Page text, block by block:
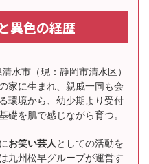
異色の経歴
水市（現：静岡市清水区）
家に生まれ、親戚一同も会
環境から、幼少期より受付
礎を肌で感じながら育つ。
お笑い芸人 としての活動を
九州松早グループが運営す